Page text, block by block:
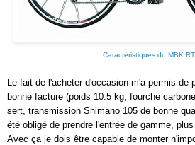
Caractéristiques du MBK
Le fait de l'acheter d'occasion m'a permis de
bonne facture (poids 10.5 kg, fourche
sert, transmission Shimano 105 de bonne
été obligé de prendre l'entrée de gamme,
Avec ça je dois être capable de monter